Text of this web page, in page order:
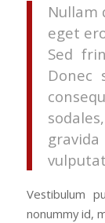
Nullam
eget
Sed
Donec
Vestibulum
nonummy id,